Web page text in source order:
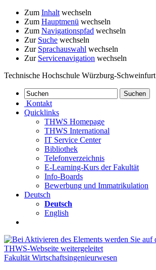
Zum Inhalt wechseln
Zum Hauptmenü wechseln
Zum Navigationspfad wechseln
Zur Suche wechseln
Zur Sprachauswahl wechseln
Zur Servicenavigation wechseln
Technische Hochschule Würzburg-Schweinfurt
Kontakt
Quicklinks
THWS Homepage
THWS International
IT Service Center
Bibliothek
Telefonverzeichnis
E-Learning-Kurs der Fakultät
Info-Boards
Bewerbung und Immatrikulation
Deutsch
Deutsch
English
Fakultät Wirtschaftsingenieurwesen